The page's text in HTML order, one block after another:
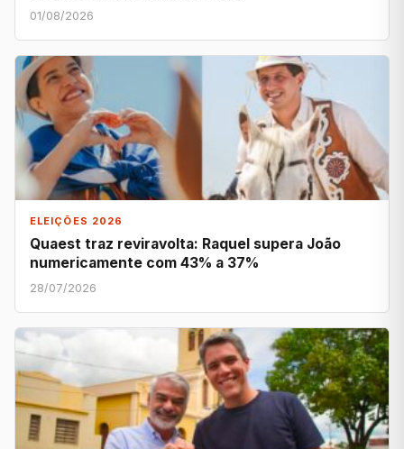
01/08/2026
ELEIÇÕES 2026
Quaest traz reviravolta: Raquel supera João
numericamente com 43% a 37%
28/07/2026